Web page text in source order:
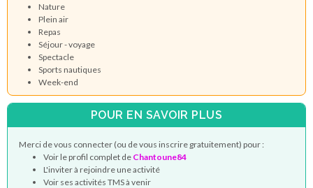
Nature
Plein air
Repas
Séjour - voyage
Spectacle
Sports nautiques
Week-end
POUR EN SAVOIR PLUS
Merci de vous connecter (ou de vous inscrire gratuitement) pour :
Voir le profil complet de Chantoune84
L'inviter à rejoindre une activité
Voir ses activités TMS à venir